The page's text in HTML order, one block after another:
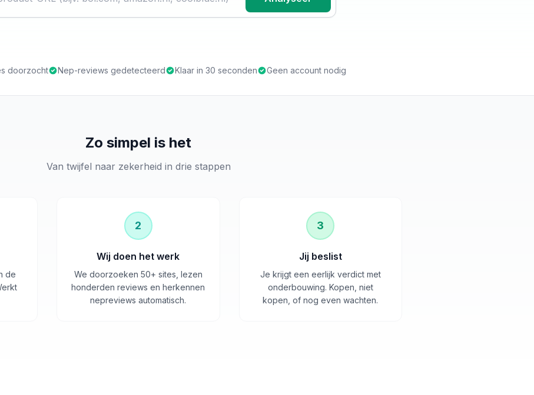
doorzocht Nep-reviews gedetecteerd Klaar in 30 seconden Geen account nodig
Zo simpel is het
Van twijfel naar zekerheid in drie stappen
de
2
Wij doen het werk
We doorzoeken 50+ sites, lezen
honderden reviews en herkennen
nepreviews automatisch.
3
Jij beslist
Je krijgt een eerlijk verdict met
onderbouwing. Kopen, niet
kopen, of nog even wachten.